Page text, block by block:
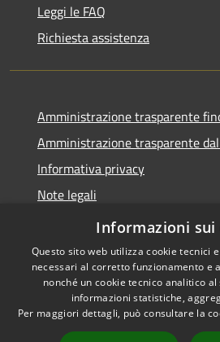
Leggi le FAQ
Richiesta assistenza
Amministrazione trasparente
Amministrazione trasparente
Informativa privacy
Note legali
Dichiarazione di accessibilità
Accessibilità
Informazioni sui
Questo sito web utilizza cookie tecnici
necessari al corretto funzionamento e
nonché un cookie tecnico analitico
informazioni statistiche,
Per maggiori dettagli, può consultare la